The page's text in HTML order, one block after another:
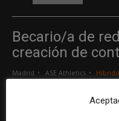
Becario/a de
creación de
Madrid ASE Athletics Híbrido
Creador/a de